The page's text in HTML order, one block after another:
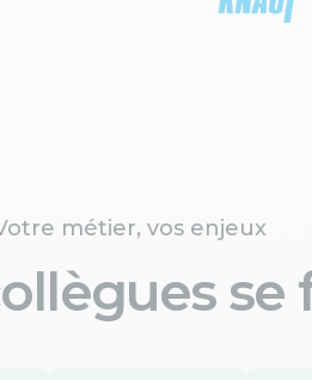
métier, vos enjeux